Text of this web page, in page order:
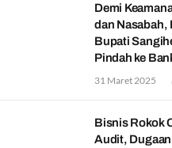
Demi
dan Nasabah,
Bupati
Pindah ke
31 Maret 2025
Bisnis Rokok
Audit,